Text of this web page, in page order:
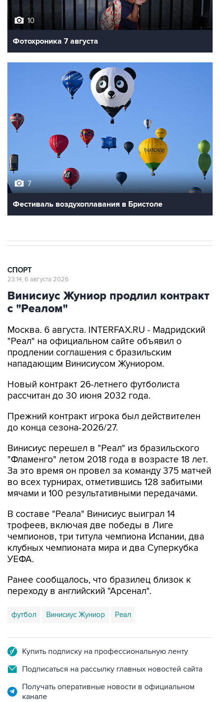
10
Фотохроника 7 августа
7
Фестиваль воздухоплавания в Бристоле
СПОРТ
23:14, 6 августа 2026
Винисиус Жуниор продлил контракт
с "Реалом"
Москва. 6 августа. INTERFAX.RU - Мадридский
"Реал" на официальном сайте объявил о
продлении соглашения с бразильским
нападающим Винисиусом Жуниором.
Новый контракт 26-летнего футболиста
рассчитан до 30 июня 2032 года.
Прежний контракт игрока был действителен
до конца сезона-2026/27.
Винисиус перешел в "Реал" из бразильского
"Фламенго" летом 2018 года в возрасте 18 лет.
За это время он провел за команду 375 матчей
во всех турнирах, отметившись 128 забитыми
мячами и 100 результативными передачами.
В составе "Реала" Винисиус выиграл 14
трофеев, включая две победы в Лиге
чемпионов, три титула чемпиона Испании, два
клубных чемпионата мира и два Суперкубка
УЕФА.
Ранее сообщалось, что бразилец близок к
переходу в английский "Арсенал".
футбол Винисиус Жуниор Реал
Купить подписку на профессиональную ленту
Подписаться на рассылку главных новостей сайта
Получать оперативные новости в официальном
канале